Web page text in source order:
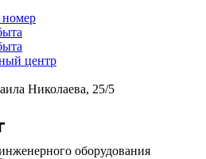
центр
Николаева, 25/5
оборудования